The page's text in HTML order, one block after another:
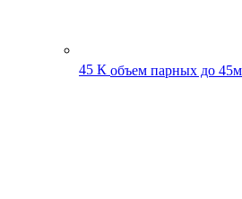
45 К объем парных до 45м